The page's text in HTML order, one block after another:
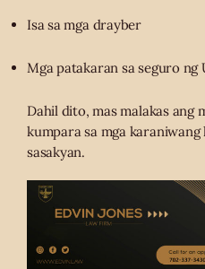
Isa sa mga drayber
Mga patakaran sa seguro ng
Dahil dito, mas malakas ang
kumpara sa mga karaniwang
sasakyan.